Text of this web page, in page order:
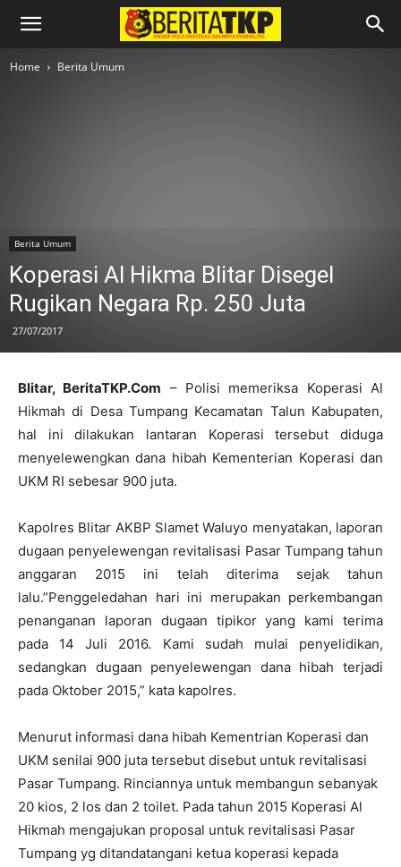
Home Berita Umum
Berita Umum
Koperasi Al Hikma Blitar Disegel
Rugikan Negara Rp. 250 Juta
27/07/2017
Blitar, BeritaTKP.Com – Polisi memeriksa Koperasi Al
Hikmah di Desa Tumpang Kecamatan Talun Kabupaten,
hal ini dilakukan lantaran Koperasi tersebut diduga
menyelewengkan dana hibah Kementerian Koperasi dan
UKM RI sebesar 900 juta.
Kapolres Blitar AKBP Slamet Waluyo menyatakan, laporan
dugaan penyelewengan revitalisasi Pasar Tumpang tahun
anggaran 2015 ini telah diterima sejak tahun
lalu.”Penggeledahan hari ini merupakan perkembangan
penanganan laporan dugaan tipikor yang kami terima
pada 14 Juli 2016. Kami sudah mulai penyelidikan,
sedangkan dugaan penyelewengan dana hibah terjadi
pada Oktober 2015,” kata kapolres.
Menurut informasi dana hibah Kementrian Koperasi dan
UKM senilai 900 juta tersebut disebut untuk revitalisasi
Pasar Tumpang. Rinciannya untuk membangun sebanyak
20 kios, 2 los dan 2 toilet. Pada tahun 2015 Koperasi Al
Hikmah mengajukan proposal untuk revitalisasi Pasar
Tumpang yg ditandatangani ketua koperasi kepada